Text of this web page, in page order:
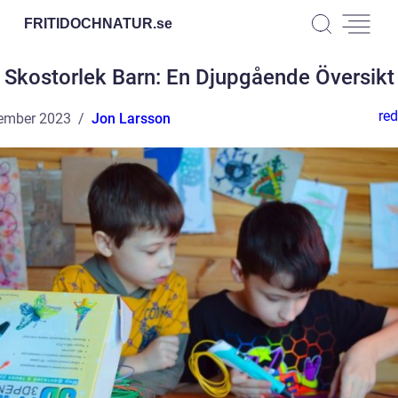
FRITIDOCHNATUR.se
Skostorlek Barn: En Djupgående Översikt
2023 Jon Larsson